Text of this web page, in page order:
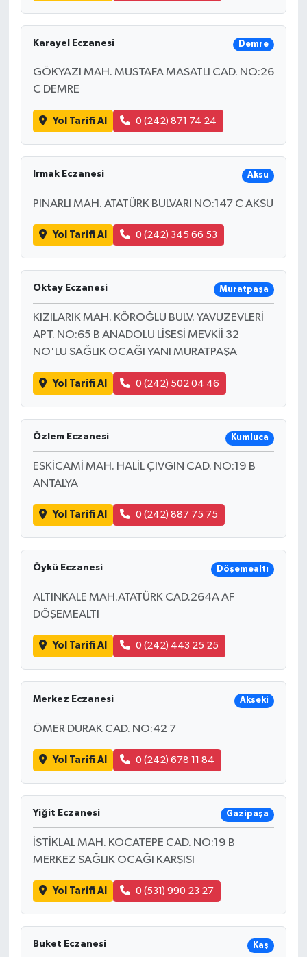
Karayel Eczanesi Demre
GÖKYAZI MAH. MUSTAFA MASATLI CAD. NO:26
C DEMRE
Yol Tarifi Al 0 (242) 871 74 24
Irmak Eczanesi Aksu
PINARLI MAH. ATATÜRK BULVARI NO:147 C AKSU
Yol Tarifi Al 0 (242) 345 66 53
Oktay Eczanesi Muratpaşa
KIZILARIK MAH. KÖROĞLU BULV. YAVUZEVLERİ
APT. NO:65 B ANADOLU LİSESİ MEVKİİ 32
NO'LU SAĞLIK OCAĞI YANI MURATPAŞA
Yol Tarifi Al 0 (242) 502 04 46
Özlem Eczanesi Kumluca
ESKİCAMİ MAH. HALİL ÇIVGIN CAD. NO:19 B
ANTALYA
Yol Tarifi Al 0 (242) 887 75 75
Öykü Eczanesi Döşemealtı
ALTINKALE MAH.ATATÜRK CAD.264A AF
DÖŞEMEALTI
Yol Tarifi Al 0 (242) 443 25 25
Merkez Eczanesi Akseki
ÖMER DURAK CAD. NO:42 7
Yol Tarifi Al 0 (242) 678 11 84
Yiğit Eczanesi Gazipaşa
İSTİKLAL MAH. KOCATEPE CAD. NO:19 B
MERKEZ SAĞLIK OCAĞI KARŞISI
Yol Tarifi Al 0 (531) 990 23 27
Buket Eczanesi Kaş